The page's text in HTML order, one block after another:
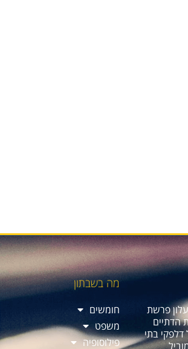
הוקם עלון פרשת
הדתיים
בתי
מה בשבתון
חומשים
משפט
פילוסופיה